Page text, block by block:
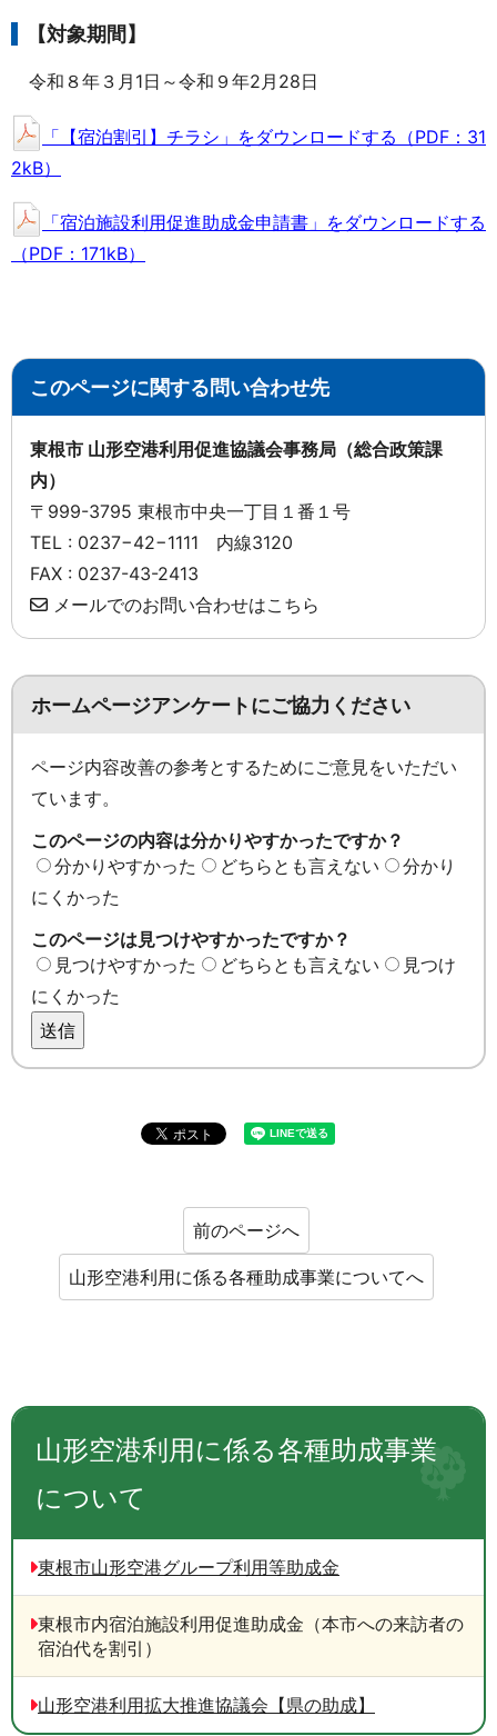
【対象期間】
令和８年３月1日～令和９年2月28日
「【宿泊割引】チラシ」をダウンロードする（PDF：31
2kB）
「宿泊施設利用促進助成金申請書」をダウンロードする
（PDF：171kB）
このページに関する問い合わせ先
東根市 山形空港利用促進協議会事務局（総合政策課
内）
〒999-3795 東根市中央一丁目１番１号
TEL : 0237−42−1111 内線3120
FAX : 0237-43-2413
メールでのお問い合わせはこちら
ホームページアンケートにご協力ください
ページ内容改善の参考とするためにご意見をいただい
ています。
このページの内容は分かりやすかったですか？
分かりやすかった
どちらとも言えない
分かり
にくかった
このページは見つけやすかったですか？
見つけやすかった
どちらとも言えない
見つけ
にくかった
送信
前のページへ
山形空港利用に係る各種助成事業についてへ
山形空港利用に係る各種助成事業
について
東根市山形空港グループ利用等助成金
東根市内宿泊施設利用促進助成金（本市への来訪者の
宿泊代を割引）
山形空港利用拡大推進協議会【県の助成】